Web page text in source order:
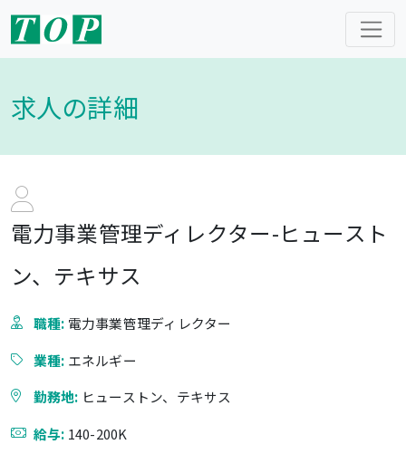
求人の詳細
電力事業管理ディレクター-ヒュースト
ン、テキサス
職種: 電力事業管理ディレクター
業種: エネルギー
勤務地: ヒューストン、テキサス
給与: 140-200K